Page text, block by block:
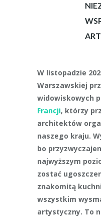
W listopadzie
Warszawskiej
widowiskowych
Francji, którzy
architektów
naszego kraju.
bo
najwyższym
zostać
znakomitą
wszystkim
artystyczny. To